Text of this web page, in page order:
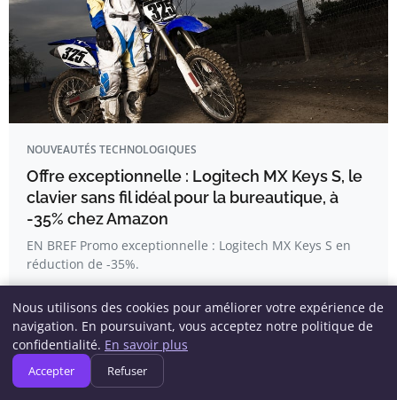
NOUVEAUTÉS TECHNOLOGIQUES
Offre exceptionnelle : Logitech MX Keys S, le
clavier sans fil idéal pour la bureautique, à
-35% chez Amazon
EN BREF Promo exceptionnelle : Logitech MX Keys S en
réduction de -35%.
Hugo Gauthier
Nous utilisons des cookies pour améliorer votre expérience de
navigation. En poursuivant, vous acceptez notre politique de
confidentialité. En savoir plus
Accepter Refuser